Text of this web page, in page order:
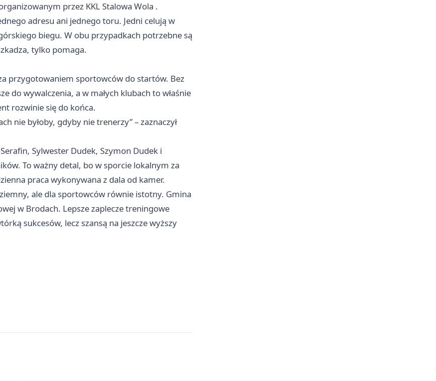
przez KKLStalowa Wola .
adresu ani jednego toru. Jedni celują w
biegu. W obu przypadkach potrzebne są
tylko pomaga.
przygotowaniem sportowców do startów. Bez
do wywalczenia, a w małych klubach to właśnie
rozwinie się do końca.
nie byłoby, gdyby nie trenerzy” – zaznaczył
Sylwester Dudek, Szymon Dudek i
To ważny detal, bo w sporcie lokalnym za
praca wykonywana z dala od kamer.
ale dla sportowców równie istotny. Gmina
w Brodach. Lepsze zaplecze treningowe
sukcesów, lecz szansą na jeszcze wyższy